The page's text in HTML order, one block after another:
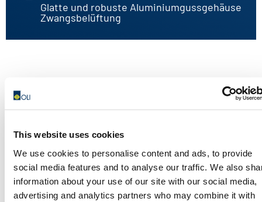
This website uses cookies
We use cookies to personalise content and ads, to provide
social media features and to analyse our traffic. We also
information about your use of our site with our social media,
advertising and analytics partners who may combine it with
Glatte und robuste Aluminiumgussgehäuse
Zwangsbelüftung
Bauwesen
Betonverdichtung
Fertigteilanlagen
Ziegel & Stein